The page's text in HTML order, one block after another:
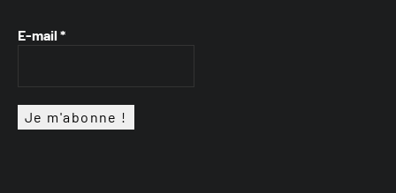
E-mail *